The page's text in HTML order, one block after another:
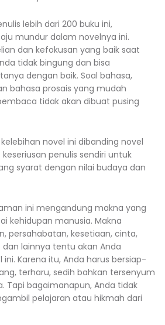
lebih dari 200 buku ini,
mundur dalam novelnya ini.
dan kefokusan yang baik saat
tidak bingung dan bisa
dengan baik. Soal bahasa,
bahasa prosais yang mudah
tidak akan dibuat pusing
novel ini dibanding novel
penulis sendiri untuk
syarat dengan nilai budaya dan
ini mengandung makna yang
kehidupan manusia. Makna
persahabatan, kesetiaan, cinta,
dan lainnya tentu akan Anda
Karena itu, Anda harus bersiap-
terharu, sedih bahkan tersenyum
Tapi bagaimanapun, Anda tidak
pelajaran atau hikmah dari